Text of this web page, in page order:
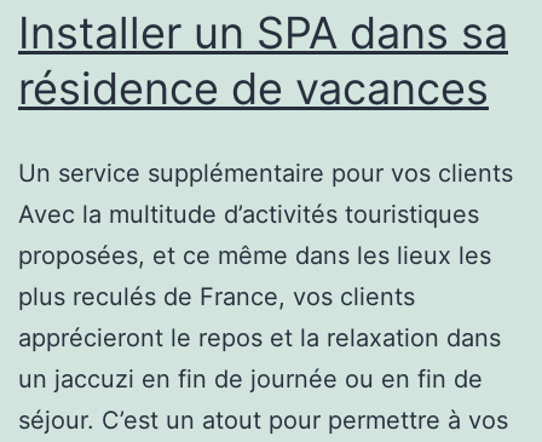
les
grandes
villes
que
Londre,
Paris
ou
Berlin
Installer un SPA dans sa
résidence de vacances
Un service supplémentaire pour vos clients
Avec la multitude d’activités touristiques
proposées, et ce même dans les lieux les
plus reculés de France, vos clients
apprécieront le repos et la relaxation dans
un jaccuzi en fin de journée ou en fin de
séjour. C’est un atout pour permettre à vos